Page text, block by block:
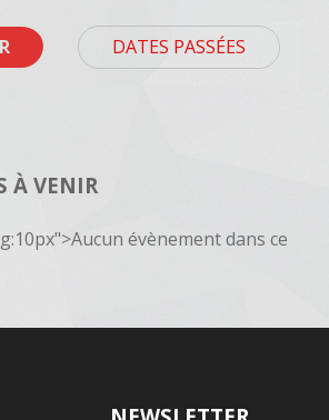
DATES PASSÉES
À VENIR
évènement dans ce